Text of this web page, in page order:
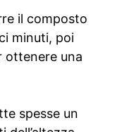
il composto
minuti, poi
ottenere una
spesse un